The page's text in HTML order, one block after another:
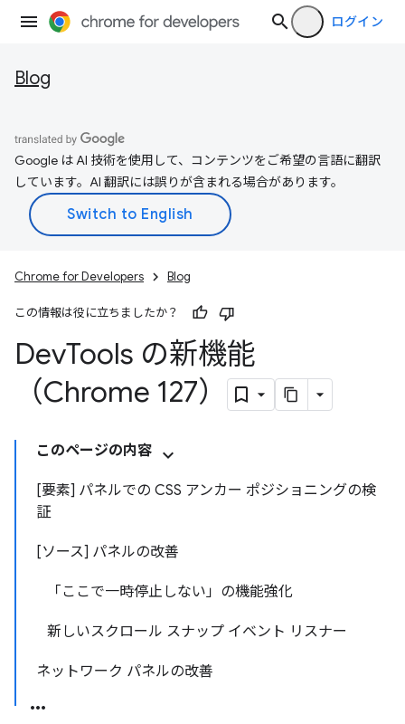
ログイン
Blog
Google は AI 技術を使用して、コンテンツをご希望の言語に翻訳
しています。AI 翻訳には誤りが含まれる場合があります。
Chrome for Developers Blog
この情報は役に立ちましたか？
DevTools の新機能
（Chrome 127）
このページの内容
[要素] パネルでの CSS アンカー ポジショニングの検
証
[ソース] パネルの改善
「ここで一時停止しない」の機能強化
新しいスクロール スナップ イベント リスナー
ネットワーク パネルの改善